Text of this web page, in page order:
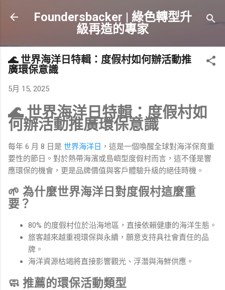
跳到主要內容
Foundersbacker | 綠色轉型升
級再造的專家
🌊 世界海洋日特輯：度假村如何辦活動推
廣環保意識
5月 15, 2025
🌊 世界海洋日特輯：度假村如
何辦活動推廣環保意識
每年 6 月 8 日是 世界海洋日 ，這是一個喚醒全球對海洋保育重
要性的節日。對於熱帶海濱或島嶼型度假村而言，這不僅是響
應環保的機會，更是品牌價值與客戶體驗升級的絕佳時機。
🌱 為什麼世界海洋日對度假村這麼重
要？
80% 的度假村位於沿海地區，直接依賴健康的海洋生態。
旅客越來越重視環保與永續，願意支持具社會責任的品
牌。
海洋資源枯竭將直接影響觀光、浮潛與海鮮供應。
🧼 推薦的環保活動類型